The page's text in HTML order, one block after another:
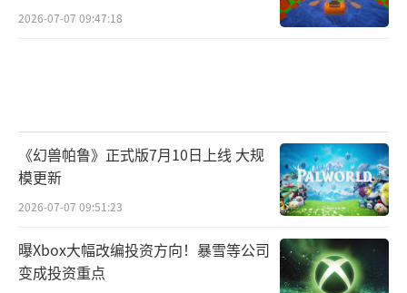
2026-07-07 09:47:18
《幻兽帕鲁》正式版7月10日上线 大规
模更新
2026-07-07 09:51:23
曝Xbox大幅改编投资方向！暴雪等公司
变成投资重点